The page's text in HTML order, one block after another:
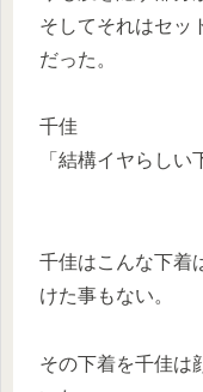
そしてそれはセッ
だった。
千佳
「結構イヤらし
千佳はこんな下着
けた事もない。
その下着を千佳は